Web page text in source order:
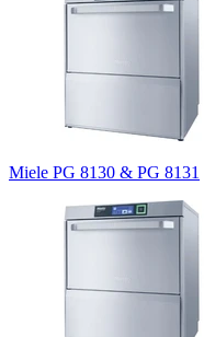
Miele PG 8130 & PG 8131